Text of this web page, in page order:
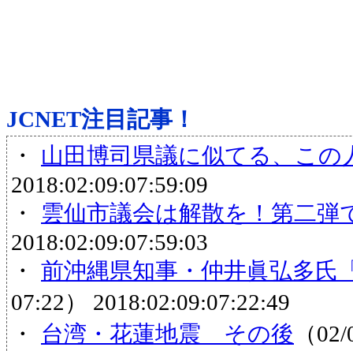
JCNET注目記事！
・
山田博司県議に似てる、この
2018:02:09:07:59:09
・
雲仙市議会は解散を！第二弾
2018:02:09:07:59:03
・ 前沖縄県知事・仲井眞弘多氏
07:22） 2018:02:09:07:22:49
・
台湾・花蓮地震 その後 （